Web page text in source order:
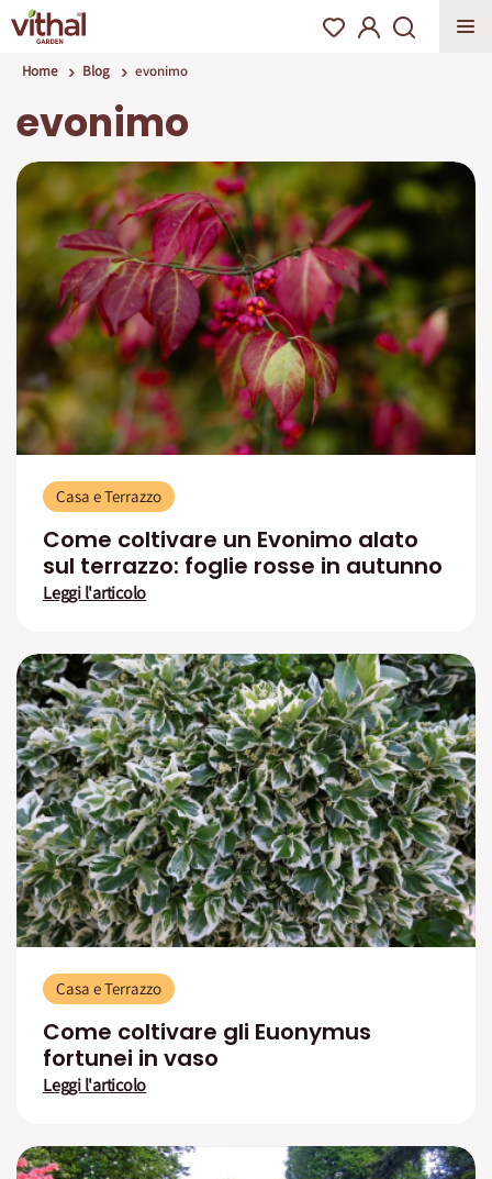
Home Blog evonimo
evonimo
Casa e Terrazzo
Come coltivare un Evonimo alato
sul terrazzo: foglie rosse in autunno
Leggi l'articolo
Casa e Terrazzo
Come coltivare gli Euonymus
fortunei in vaso
Leggi l'articolo